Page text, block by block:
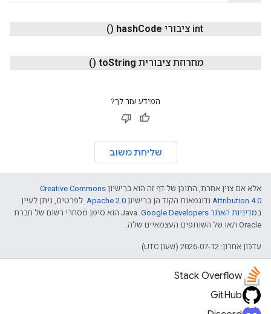
int ציבורי hashCode
()
מחרוזת ציבורית toString
()
המידע עזר לך?
שליחת משוב
אלא אם צוין אחרת, התוכן של דף זה הוא ברישיון Creative Commons
Attribution 4.0 ודוגמאות הקוד הן ברישיון Apache 2.0 . לפרטים, ניתן לעיין
במדיניות האתר Google Developers‏
.‏ Java הוא סימן מסחרי רשום של חברת
Oracle ו/או של השותפים העצמאיים שלה.
עדכון אחרון: 2026-07-12 (שעון UTC).
Stack Overflow
GitHub